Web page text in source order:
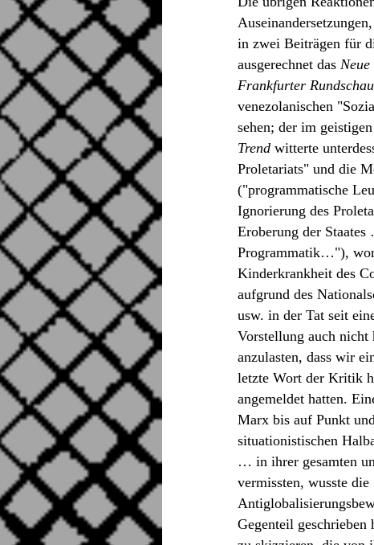
in zwei Beiträgen für
ausgerechnet das
Frankfurter Rundschau
venezolanischen
sehen; der im
Trendwitterte
Proletariats" und die
("programmatische
Ignorierung des
Eroberung der
Programmatik…"),
Kinderkrankheit des
aufgrund des
usw. in der Tat seit
Vorstellung auch
anzulasten, dass wir
letzte Wort der Kritik
angemeldet hatten.
Marx bis auf Punkt
situationistischen
… in ihrer gesamten
vermissten, wusste
Gegenteil